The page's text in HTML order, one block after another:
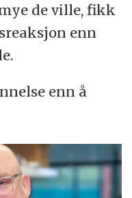
de ville, fikk
enn
enn å